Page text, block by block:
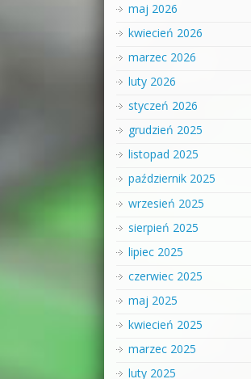
maj 2026
kwiecień 2026
marzec 2026
luty 2026
styczeń 2026
grudzień 2025
listopad 2025
październik 2025
wrzesień 2025
sierpień 2025
lipiec 2025
czerwiec 2025
maj 2025
kwiecień 2025
marzec 2025
luty 2025